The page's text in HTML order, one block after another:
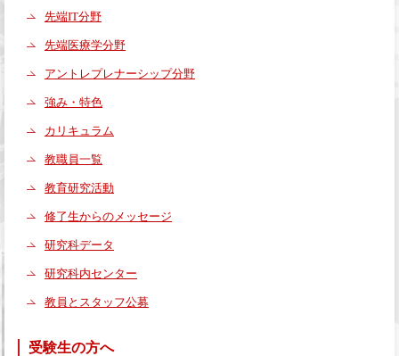
先端IT分野
先端医療学分野
アントレプレナーシップ分野
強み・特色
カリキュラム
教職員一覧
教育研究活動
修了生からのメッセージ
研究科データ
研究科内センター
教員とスタッフ公募
受験生の方へ